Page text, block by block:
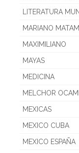
LITERATURA
MARIANO
MAXIMILIANO
MAYAS
MEDICINA
MELCHOR
MEXICAS
MEXICO CUBA
MEXICO ESPAÑA